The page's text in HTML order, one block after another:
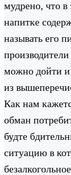
мудрено, что в
напитке
называть его
можно дойти и
из
Как нам
обман
будте
ситуацию в